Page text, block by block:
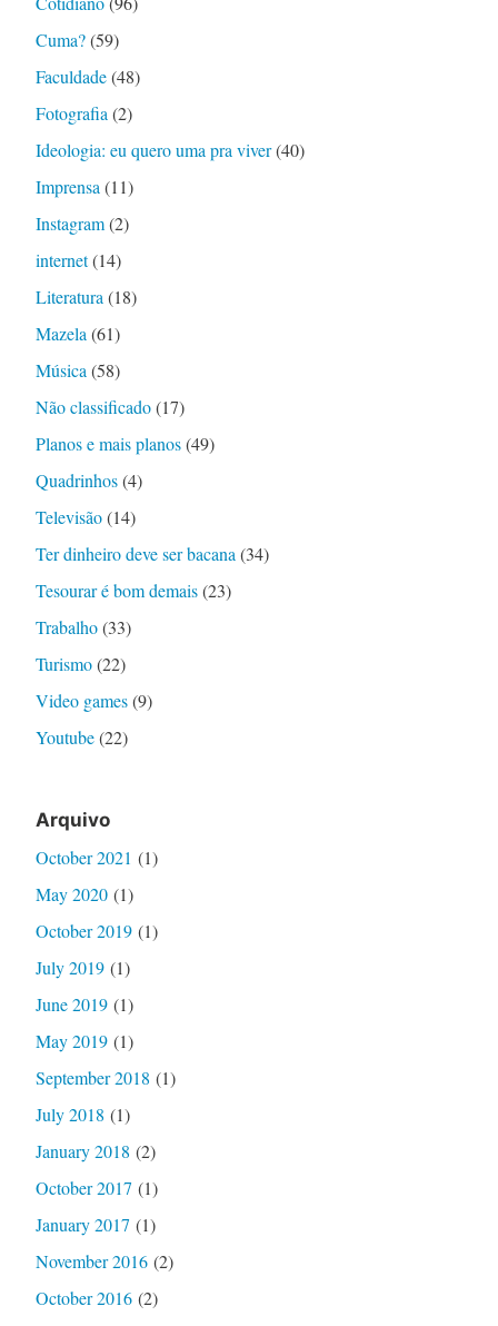
Cuma?(59)
Faculdade(48)
Fotografia (2)
Ideologia: eu quero uma pra viver(40)
Imprensa (11)
Instagram(2)
internet(14)
Literatura (18)
Mazela (61)
Música (58)
Não classificado(17)
Planos e mais planos(49)
Quadrinhos(4)
Televisão(14)
Ter dinheiro deve ser bacana (34)
Tesourar é bom demais(23)
Trabalho(33)
Turismo(22)
Video games(9)
Youtube(22)
Arquivo
October 2021 (1)
May 2020(1)
October 2019(1)
July 2019(1)
June 2019(1)
May 2019(1)
September 2018 (1)
July 2018 (1)
January 2018 (2)
October 2017 (1)
January 2017 (1)
November 2016(2)
October 2016(2)